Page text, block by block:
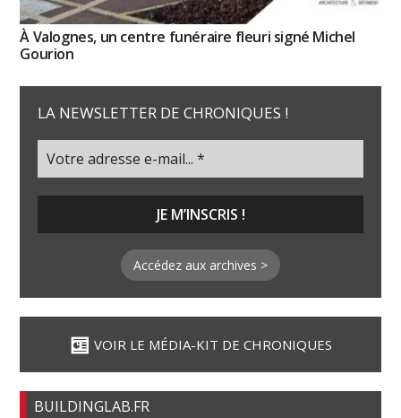
À Valognes, un centre funéraire fleuri signé Michel
Gourion
LA NEWSLETTER DE CHRONIQUES !
Accédez aux archives >
VOIR LE MÉDIA-KIT DE CHRONIQUES
BUILDINGLAB.FR